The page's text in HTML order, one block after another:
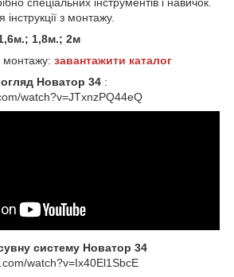
з монтажу.
1,8м.; 2м
монтажу: завантажити каталог
Новатор 34 :
watch?v=JTxnzPQ44eQ
систему Новатор 34
watch?v=Ix40El1SbcE